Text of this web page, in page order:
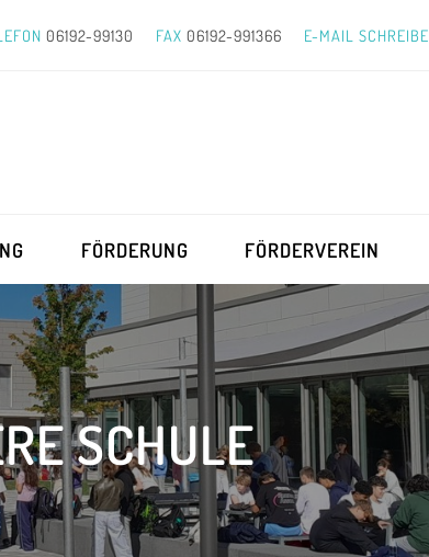
06192-99130 FAX 06192-991366 E-MAIL
FÖRDERUNG FÖRDERVEREIN
SCHULE